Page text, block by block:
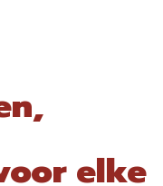
elke